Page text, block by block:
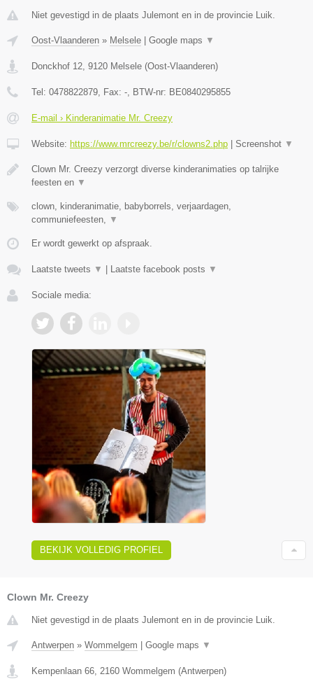
Niet gevestigd in de plaats Julemont en in de provincie Luik.
Oost-Vlaanderen » Melsele Google maps ▼
Donckhof 12, 9120 Melsele (Oost-Vlaanderen)
Tel: 0478822879, Fax: -, BTW-nr: BE0840295855
E-mail › Kinderanimatie Mr. Creezy
Website: https://www.mrcreezy.be/r/clowns2.php Screenshot ▼
Clown Mr. Creezy verzorgt diverse kinderanimaties op talrijke
feesten en ▼
clown, kinderanimatie, babyborrels, verjaardagen,
communiefeesten, ▼
Er wordt gewerkt op afspraak.
Laatste tweets ▼ Laatste facebook posts ▼
Sociale media:
BEKIJK VOLLEDIG PROFIEL
Clown Mr. Creezy
Niet gevestigd in de plaats Julemont en in de provincie Luik.
Antwerpen » Wommelgem Google maps ▼
Kempenlaan 66, 2160 Wommelgem (Antwerpen)